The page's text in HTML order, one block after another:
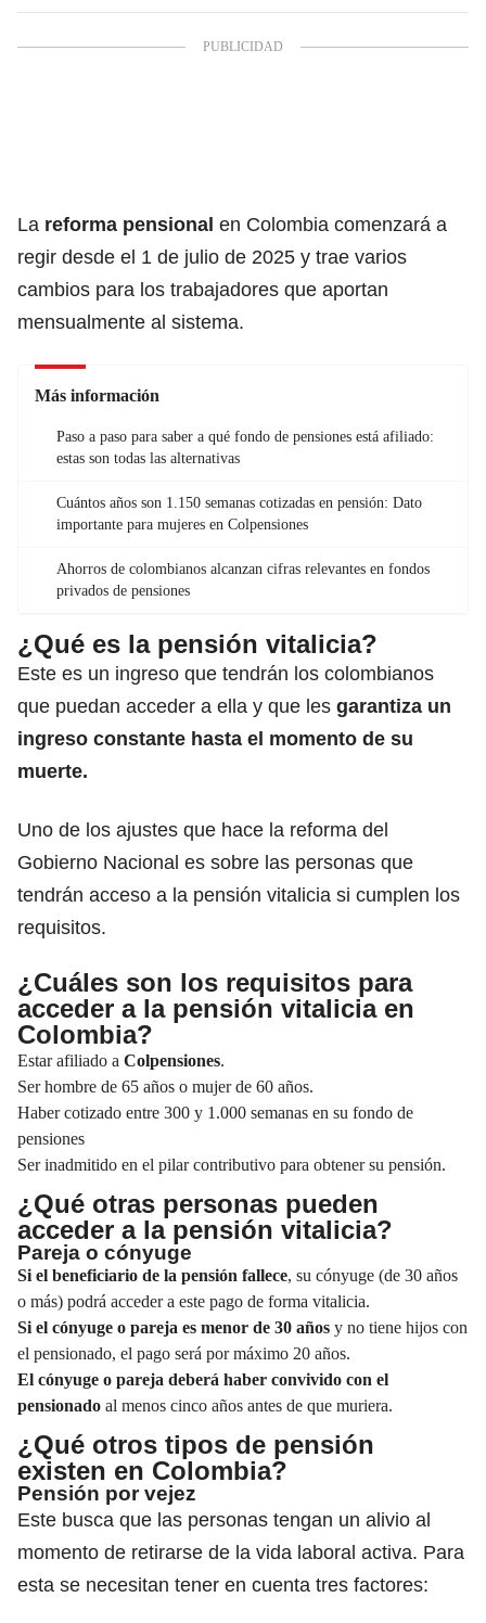
La reforma pensional en Colombia comenzará a
regir desde el 1 de julio de 2025 y trae varios
cambios para los trabajadores que aportan
mensualmente al sistema.
Más información
Paso a paso para saber a qué fondo de pensiones está afiliado:
estas son todas las alternativas
Cuántos años son 1.150 semanas cotizadas en pensión: Dato
importante para mujeres en Colpensiones
Ahorros de colombianos alcanzan cifras relevantes en fondos
privados de pensiones
¿Qué es la pensión vitalicia?
Este es un ingreso que tendrán los colombianos
que puedan acceder a ella y que les garantiza un
ingreso constante hasta el momento de su
muerte.
Uno de los ajustes que hace la reforma del
Gobierno Nacional es sobre las personas que
tendrán acceso a la pensión vitalicia si cumplen los
requisitos.
¿Cuáles son los requisitos para
acceder a la pensión vitalicia en
Colombia?
Estar afiliado a Colpensiones.
Ser hombre de 65 años o mujer de 60 años.
Haber cotizado entre 300 y 1.000 semanas en su fondo de
pensiones
Ser inadmitido en el pilar contributivo para obtener su pensión.
¿Qué otras personas pueden
acceder a la pensión vitalicia?
Pareja o cónyuge
Si el beneficiario de la pensión fallece, su cónyuge (de 30 años
o más) podrá acceder a este pago de forma vitalicia.
Si el cónyuge o pareja es menor de 30 años y no tiene hijos con
el pensionado, el pago será por máximo 20 años.
El cónyuge o pareja deberá haber convivido con el
pensionado al menos cinco años antes de que muriera.
¿Qué otros tipos de pensión
existen en Colombia?
Pensión por vejez
Este busca que las personas tengan un alivio al
momento de retirarse de la vida laboral activa. Para
esta se necesitan tener en cuenta tres factores: